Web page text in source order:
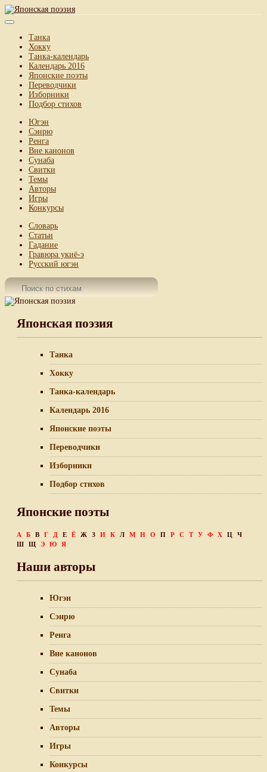
Танка
Хокку
Танка-календарь
Календарь 2016
Японские поэты
Переводчики
Изборники
Подбор стихов
Югэн
Сэнрю
Ренга
Вне канонов
Сунаба
Свитки
Темы
Авторы
Игры
Конкурсы
Словарь
Статьи
Гадание
Гравюра укиё-э
Русский югэн
Японская поэзия
Танка
Хокку
Танка-календарь
Календарь 2016
Японские поэты
Переводчики
Изборники
Подбор стихов
Японские поэты
А Б В Г Д Е Ё Ж З И К Л М Н О П Р С Т У Ф Х Ц
Ч
Ш
Щ Э Ю Я
Наши авторы
Югэн
Сэнрю
Ренга
Вне канонов
Сунаба
Свитки
Темы
Авторы
Игры
Конкурсы